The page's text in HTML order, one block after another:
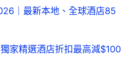
｜最新本地、全球酒店85
家精選酒店折扣最高減$100